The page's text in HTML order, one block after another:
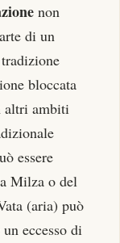
non
di un
bloccata
altri ambiti
essere
Milza o del
(aria) può
eccesso di